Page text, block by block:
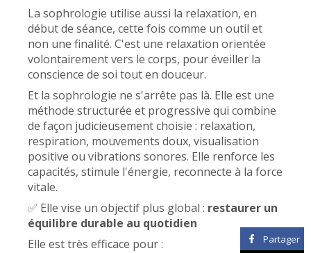
La sophrologie utilise aussi la relaxation, en
début de séance, cette fois comme un outil et
non une finalité. C'est une relaxation orientée
volontairement vers le corps, pour éveiller la
conscience de soi tout en douceur.
Et la sophrologie ne s'arrête pas là. Elle est une
méthode structurée et progressive qui combine
de façon judicieusement choisie : relaxation,
respiration, mouvements doux, visualisation
positive ou vibrations sonores. Elle renforce les
capacités, stimule l'énergie, reconnecte à la force
vitale.
✅ Elle vise un objectif plus global : restaurer un
équilibre durable au quotidien
Elle est très efficace pour :
Partager